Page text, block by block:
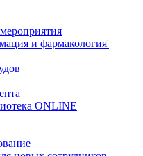
и фармакология'
ONLINE